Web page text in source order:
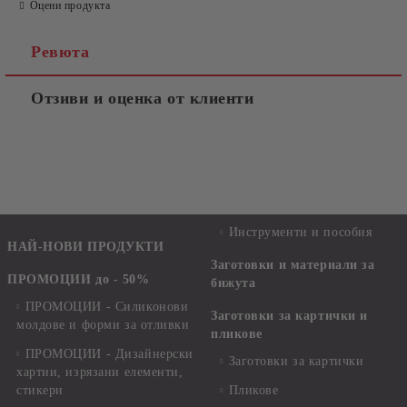
Оцени продукта
Ревюта
Отзиви и оценка от клиенти
НАЙ-НОВИ ПРОДУКТИ
ПРОМОЦИИ до - 50%
ПРОМОЦИИ - Силиконови
молдове и форми за отливки
ПРОМОЦИИ - Дизайнерски
хартии, изрязани елементи,
стикери
Инструменти и пособия
Заготовки и материали за
бижута
Заготовки за картички и
пликове
Заготовки за картички
Пликове